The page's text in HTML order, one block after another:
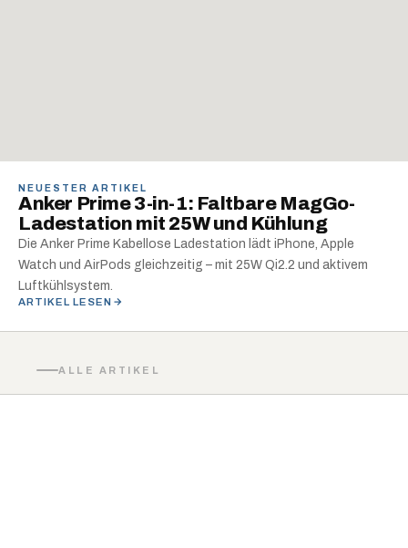
NEUESTER ARTIKEL
Anker Prime 3-in-1: Faltbare MagGo-
Ladestation mit 25W und Kühlung
Die Anker Prime Kabellose Ladestation lädt iPhone, Apple
Watch und AirPods gleichzeitig – mit 25W Qi2.2 und aktivem
Luftkühlsystem.
ARTIKEL LESEN
ALLE ARTIKEL